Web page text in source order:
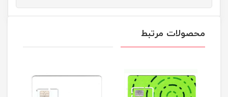
محصولات مرتبط